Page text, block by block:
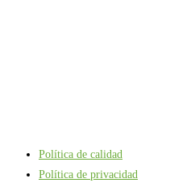
Política de calidad
Política de privacidad